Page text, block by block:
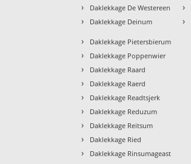
› Daklekkage De Westereen
› Daklekkage Deinum
›
›
› Daklekkage Pietersbierum
› Daklekkage Poppenwier
› Daklekkage Raard
› Daklekkage Raerd
› Daklekkage Readtsjerk
› Daklekkage Reduzum
› Daklekkage Reitsum
› Daklekkage Ried
› Daklekkage Rinsumageast